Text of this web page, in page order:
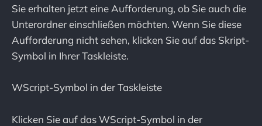
Sie erhalten jetzt eine Aufforderung, ob Sie auch die
Unterordner einschließen möchten. Wenn Sie diese
Aufforderung nicht sehen, klicken Sie auf das Skript-
Symbol in Ihrer Taskleiste.
WScript-Symbol in der Taskleiste
Klicken Sie auf das WScript-Symbol in der